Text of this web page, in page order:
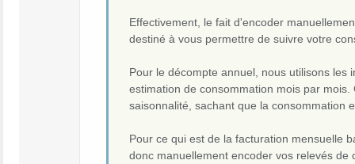
Effectivement, le fait d'encoder
destiné à vous permettre de suivre votre
Pour le décompte annuel, nous utilisons
estimation de consommation mois par
saisonnalité, sachant que la consommation
Pour ce qui est de la facturation mensuelle
donc manuellement encoder vos relevés